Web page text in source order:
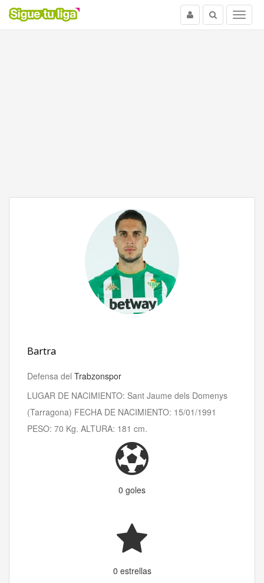
Menu
Buscar
Usuario
Bartra
Defensa del Trabzonspor
LUGAR DE NACIMIENTO: Sant Jaume dels Domenys
(Tarragona) FECHA DE NACIMIENTO: 15/01/1991
PESO: 70 Kg. ALTURA: 181 cm.
0 goles
0 estrellas